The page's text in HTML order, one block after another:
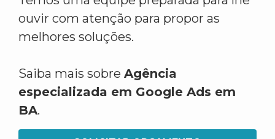
ouvir com atenção para propor as
melhores soluções.
Saiba mais sobre Agência
especializada em Google Ads em
BA.